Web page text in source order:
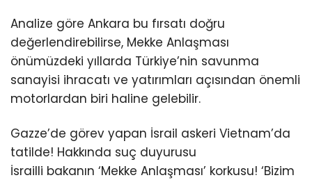
Analize göre Ankara bu fırsatı doğru
değerlendirebilirse, Mekke Anlaşması
önümüzdeki yıllarda Türkiye’nin savunma
sanayisi ihracatı ve yatırımları açısından önemli
motorlardan biri haline gelebilir.
Gazze’de görev yapan İsrail askeri Vietnam’da
tatilde! Hakkında suç duyurusu
İsrailli bakanın ‘Mekke Anlaşması’ korkusu! ‘Bizim